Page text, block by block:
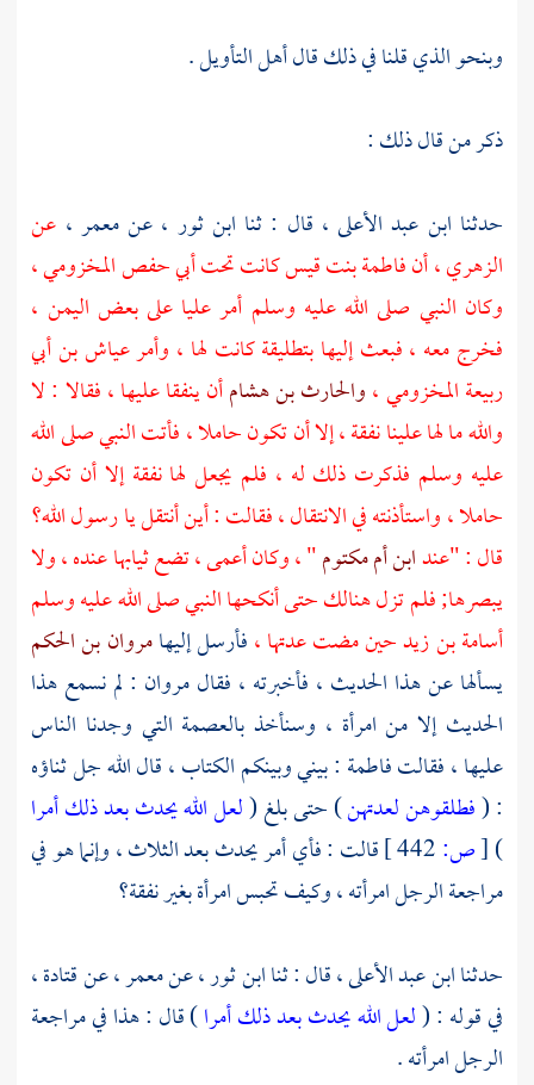
وبنحو الذي قلنا في ذلك قال أهل التأويل .
ذكر من قال ذلك :
حدثنا ابن عبد الأعلى ، قال : ثنا ابن ثور ، عنمعمر ، عن
الزهري ،أنفاطمة بنت قيسكانت تحتأبي حفص المخزومي ،
وكان النبي صلى الله عليه وسلم أمرعلياعلى بعض اليمن ،
فخرج معه ، فبعث إليها بتطليقة كانت لها ، وأمرعياش بن أبي
ربيعة المخزومي ،والحارث بن هشامأن ينفقا عليها ، فقالا : لا
والله ما لها علينا نفقة ، إلا أن تكون حاملا ، فأتت النبي صلى الله
عليه وسلم فذكرت ذلك له ، فلم يجعل لها نفقة إلا أن تكون
حاملا ، واستأذنته في الانتقال ، فقالت : أين أنتقل يا رسول الله؟
قال : "عندابن أم مكتوم" ، وكان أعمى ، تضع ثيابها عنده ، ولا
يبصرها; فلم تزل هنالك حتى أنكحها النبي صلى الله عليه وسلم
أسامة بن زيدحين مضت عدتها ،فأرسل إليهامروان بن الحكم
يسألها عن هذا الحديث ، فأخبرته ، فقالمروان : لم نسمع هذا
الحديث إلا من امرأة ، وسنأخذ بالعصمة التي وجدنا الناس
عليها ، فقالتفاطمة : بيني وبينكم الكتاب ، قال الله جل ثناؤه
: (فطلقوهن لعدتهن) حتى بلغ (لعل الله يحدث بعد ذلك أمرا
)
[ص:
قالت : فأي أمر يحدث بعد الثلاث ، وإنما هو في
مراجعة الرجل امرأته ، وكيف تحبس امرأة بغير نفقة؟
حدثناابن عبد الأعلى ،قال : ثناابن ثور ،عنمعمر ،عنقتادة ،
في قوله : (لعل الله يحدث بعد ذلك أمرا) قال : هذا في مراجعة
الرجل امرأته .